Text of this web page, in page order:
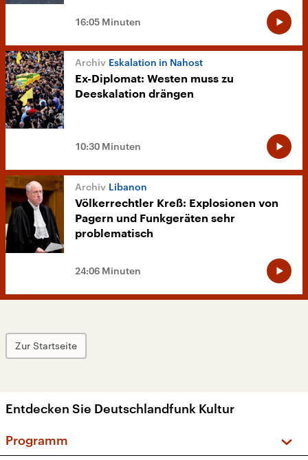
16:05 Minuten
Eskalation in Nahost
Ex-Diplomat: Westen muss zu
Deeskalation drängen
10:30 Minuten
Libanon
Völkerrechtler Kreß: Explosionen von
Pagern und Funkgeräten sehr
problematisch
24:06 Minuten
Zur Startseite
Entdecken Sie Deutschlandfunk Kultur
Programm